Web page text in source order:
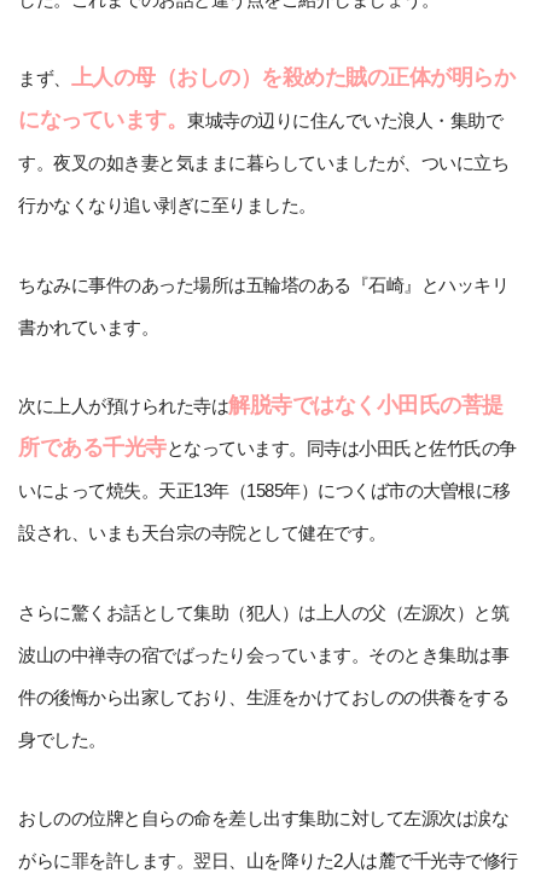
まず、 上人の母（おしの）を殺めた賊の正体が明らか
になっています。 東城寺の辺りに住んでいた浪人・集助で
す。夜叉の如き妻と気ままに暮らしていましたが、ついに立ち
行かなくなり追い剥ぎに至りました。
ちなみに事件のあった場所は五輪塔のある『石崎』とハッキリ
書かれています。
次に上人が預けられた寺は解脱寺ではなく小田氏の菩提
所である千光寺となっています。同寺は小田氏と佐竹氏の争
いによって焼失。天正13年（1585年）につくば市の大曽根に移
設され、いまも天台宗の寺院として健在です。
さらに驚くお話として集助（犯人）は上人の父（左源次）と筑
波山の中禅寺の宿でばったり会っています。そのとき集助は事
件の後悔から出家しており、生涯をかけておしのの供養をする
身でした。
おしのの位牌と自らの命を差し出す集助に対して左源次は涙な
がらに罪を許します。翌日、山を降りた2人は麓で千光寺で修行